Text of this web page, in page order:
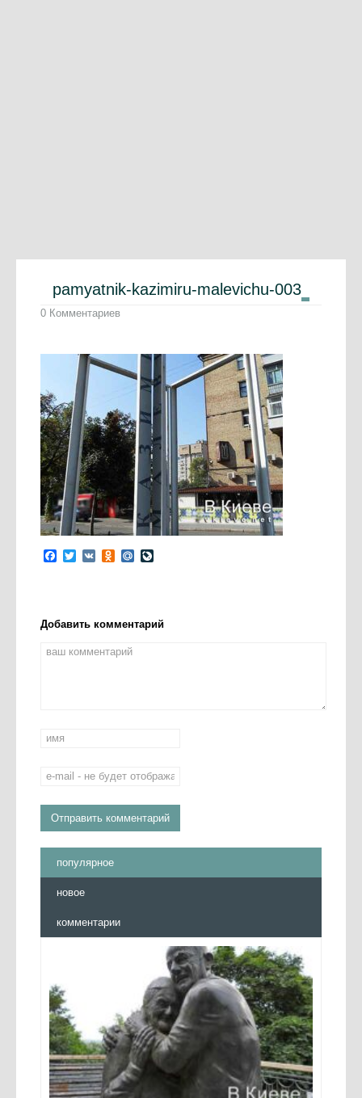
pamyatnik-kazimiru-malevichu-003
0 Комментариев
Facebook
Twitter
VK Odnoklassniki
Mail.Ru
Добавить комментарий
популярное
новое
комментарии